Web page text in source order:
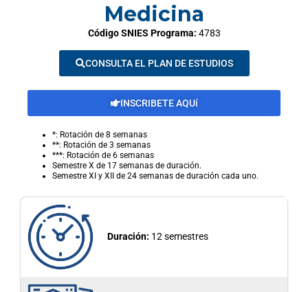
Medicina
Código SNIES Programa: 4783
CONSULTA EL PLAN DE ESTUDIOS
INSCRIBETE AQUí
*: Rotación de 8 semanas
**: Rotación de 3 semanas
***: Rotación de 6 semanas
Semestre X de 17 semanas de duración.
Semestre XI y XII de 24 semanas de duración cada uno.
Duración: 12 semestres